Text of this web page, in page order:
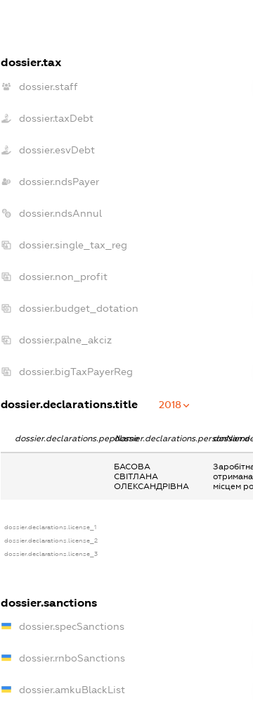
dossier.tax
dossier.staff
dossier.taxDebt
dossier.esvDebt
dossier.ndsPayer
dossier.ndsAnnul
dossier.single_tax_reg
dossier.non_profit
dossier.budget_dotation
dossier.palne_akciz
dossier.bigTaxPayerReg
dossier.declarations.title 2018
dossier.declarations.pepNamedossier.declarations.personName
БАСОВА
СВІТЛАНА
ОЛЕКСАНДРІВНА
місцем
dossier.declarations.license_1
dossier.declarations.license_2
dossier.declarations.license_3
dossier.sanctions
dossier.specSanctions
dossier.rnboSanctions
dossier.amkuBlackList